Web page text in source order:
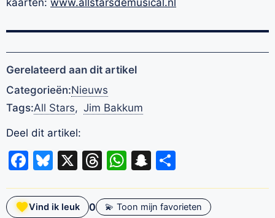
kaarten: www.allstarsdemusical.nl
Gerelateerd aan dit artikel
Categorieën:Nieuws
Tags:All Stars, Jim Bakkum
Deel dit artikel:
Facebook
Bluesky
X Threads
WhatsApp
Snapchat
Vind ik leuk 0 💫 Toon mijn favorieten